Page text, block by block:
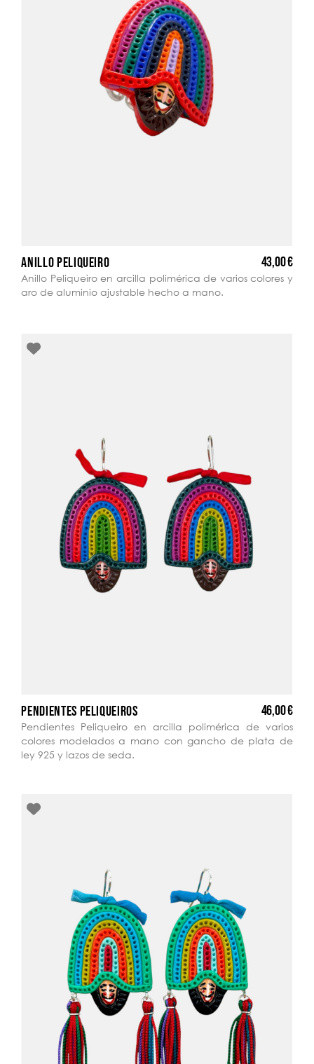
ANILLO PELIQUEIRO 43,00 €
Anillo Peliqueiro en arcilla polimérica de varios colores y
aro de aluminio ajustable hecho a mano.
PENDIENTES PELIQUEIROS 46,00 €
Pendientes Peliqueiro en arcilla polimérica de varios
colores modelados a mano con gancho de plata de
ley 925 y lazos de seda.